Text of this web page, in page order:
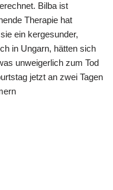
Bilba ist
Therapie hat
ein kergesunder,
in Ungarn, hätten sich
unweigerlich zum Tod
jetzt an zwei Tagen